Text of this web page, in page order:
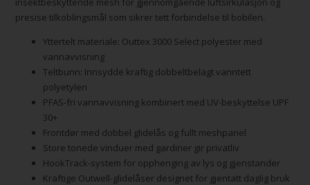
presise tilkoblingsmål som sikrer tett forbindelse til bobilen.
Yttertelt materiale: Outtex 3000 Select polyester med
vannavvisning
Teltbunn: Innsydde kraftig dobbeltbelagt vanntett
polyetylen
PFAS-fri vannavvisning kombinert med UV-beskyttelse UPF
30+
Frontdør med dobbel glidelås og fullt meshpanel
Store tonede vinduer med gardiner gir privatliv
HookTrack-system for opphenging av lys og gjenstander
Kraftige Outwell-glidelåser designet for gjentatt daglig bruk